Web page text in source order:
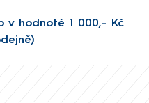
v hodnotě 1 000,- Kč